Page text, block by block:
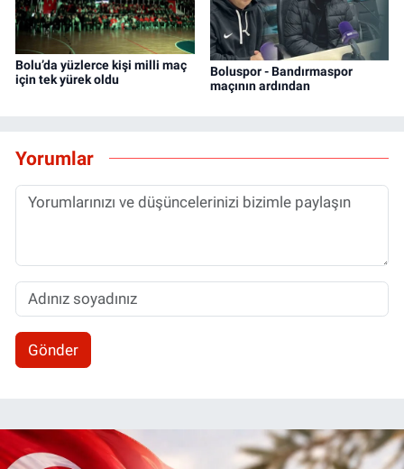
Bolu’da yüzlerce kişi milli maç
için tek yürek oldu
Boluspor - Bandırmaspor
maçının ardından
Yorumlar
Gönder